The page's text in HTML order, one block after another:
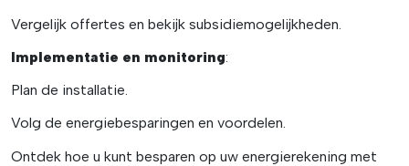
Vergelijk offertes en bekijk subsidiemogelijkheden.
Implementatie en monitoring:
Plan de installatie.
Volg de energiebesparingen en voordelen.
Ontdek hoe u kunt besparen op uw energierekening met